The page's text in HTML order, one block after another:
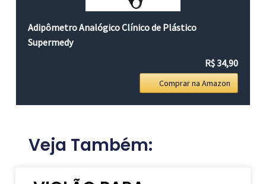
Adipômetro Analógico Clínico de Plástico
Supermedy
R$ 34,90
Comprar na Amazon
Veja Também: